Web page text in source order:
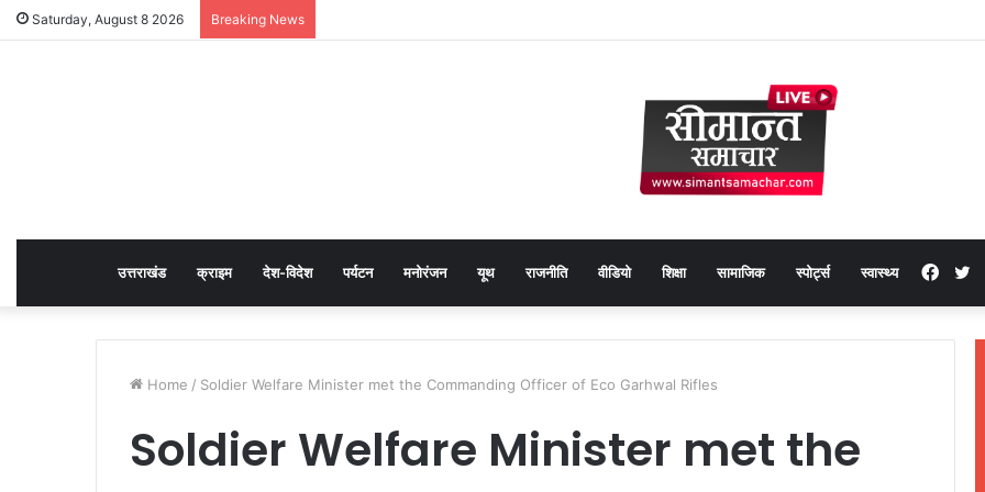
Saturday, August 8 2026 Breaking News
उत्तराखंड क्राइम देश-विदेश पर्यटन मनोरंजन यूथ राजनीति वीडियो शिक्षा सामाजिक स्पोर्ट्स स्वास्थ्य
Home / Soldier Welfare Minister met the Commanding Officer of Eco Garhwal Rifles
Soldier Welfare Minister met the